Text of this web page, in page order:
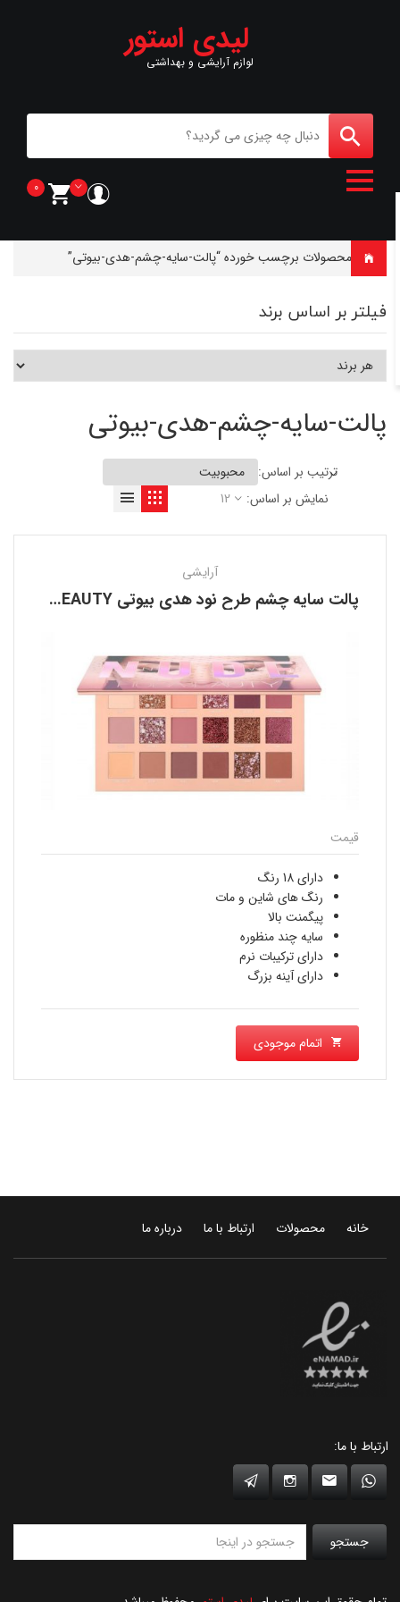
لیدی استور
لوازم آرایشی و بهداشتی
0
خانه محصولات برچسب خورده “پالت-سايه-چشم-هدى-بيوتى”
فیلتر بر اساس برند
پالت-سايه-چشم-هدى-بيوتى
ترتیب بر اساس:
نمایش بر اساس:
12
آرایشی
پالت سايه چشم طرح نود هدى بيوتى HUDA BEAUTY
قیمت
دارای 18 رنگ
رنگ های شاین و مات
پيگمنت بالا
سایه چند منظوره
دارای ترکیبات نرم
دارای آینه بزرگ
اتمام موجودی
خانه محصولات ارتباط با ما درباره ما
ارتباط با ما:
جستجو